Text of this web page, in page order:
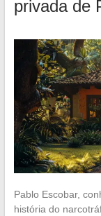
privada de
Pablo Escobar,
história do